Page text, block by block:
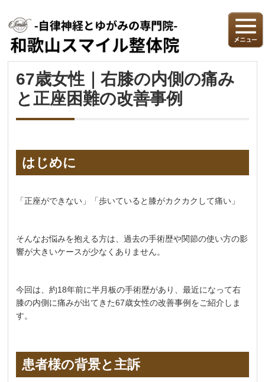
67歳女性｜右膝の内側の痛み
と正座困難の改善事例
はじめに
「正座ができない」「歩いていると膝がカクカクして痛い」
そんなお悩みを抱える方は、過去の手術歴や関節の使い方の影
響が大きいケースが少なくありません。
今回は、約18年前に半月板の手術歴があり、最近になって右
膝の内側に痛みが出てきた67歳女性の改善事例をご紹介しま
す。
患者様の背景と主訴